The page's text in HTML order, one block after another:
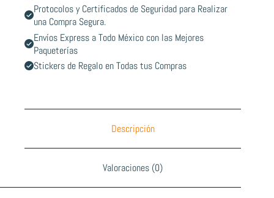
Protocolos y Certificados de Seguridad para Realizar
una Compra Segura.
Envíos Express a Todo México con las Mejores
Paqueterías
Stickers de Regalo en Todas tus Compras
Descripción
Valoraciones (0)